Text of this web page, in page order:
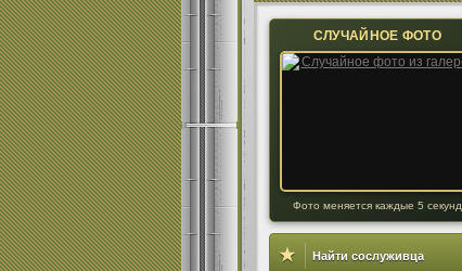
СЛУЧАЙНОЕ ФОТО
Фото меняется каждые 5 секунд
★ Найти сослуживца